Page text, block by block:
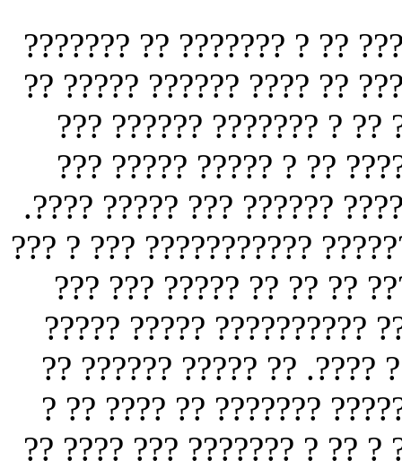
??? ??? ?? ??????? ???
?? ????? ?? ?????? ??? ??
?????? ?????. ? ??????
????? ?? ? ???????? ??
???? ?? ? ??? ? ?????
? ?????? ??????? ?? ??
???? ??? ???? ??? ??
?????? ? ???? ??????
?????? ????? ??
??? ? ???? ????????
??? ?????? ??????? ????